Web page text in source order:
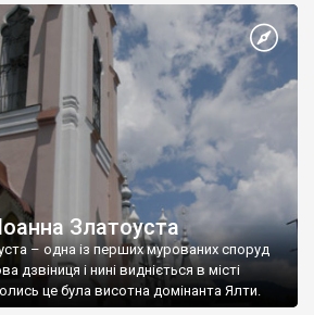
Златоуста
– одна із перших мурованих споруд
дзвіниця і нині видніється в місті
це була висотна домінанта Ялти.